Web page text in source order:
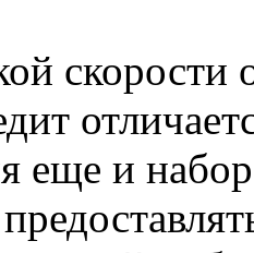
скорости
еще и